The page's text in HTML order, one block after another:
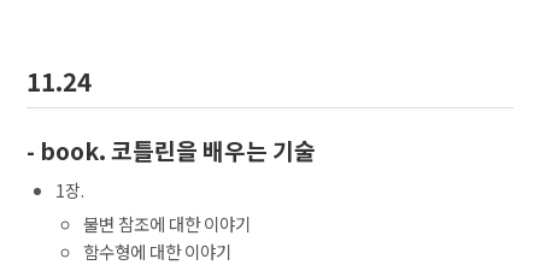
11.24
- book. 코틀린을 배우는 기술
1장.
불변 참조에 대한 이야기
함수형에 대한 이야기